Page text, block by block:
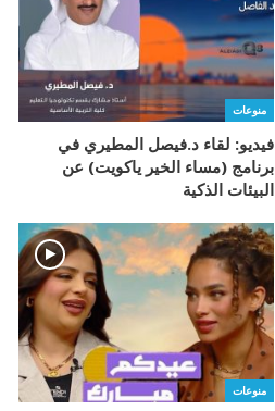
منوعات
فيديو: لقاء د.فيصل المطيري في
برنامج (مساء الخير ياكويت) عن
البيئات الذكية
منوعات